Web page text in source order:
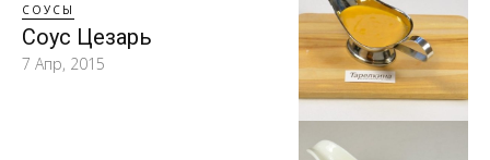
СОУСЫ
Соус Цезарь
7 Апр, 2015